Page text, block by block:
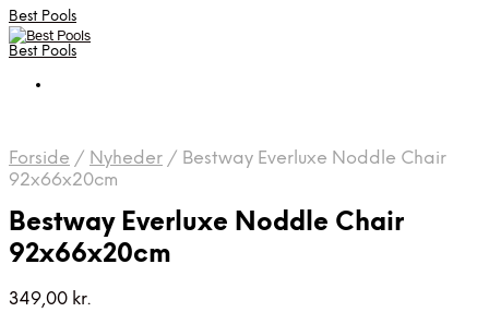
Best Pools
Best Pools
Forside / Nyheder / Bestway Everluxe Noddle Chair
92x66x20cm
Bestway Everluxe Noddle Chair
92x66x20cm
349,00 kr.